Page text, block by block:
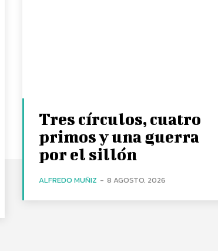
Tres círculos, cuatro
primos y una guerra
por el sillón
ALFREDO MUÑIZ - 8 AGOSTO, 2026